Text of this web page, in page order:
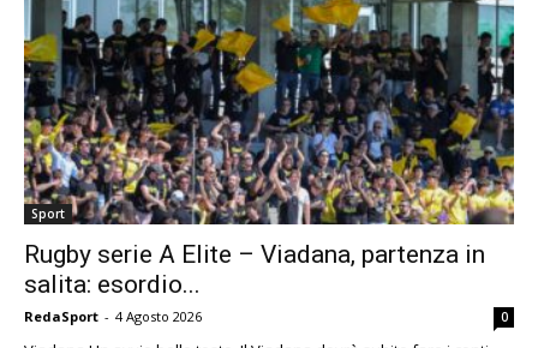
Sport
Rugby serie A Elite – Viadana, partenza in
salita: esordio...
RedaSport - 4 Agosto 2026 0